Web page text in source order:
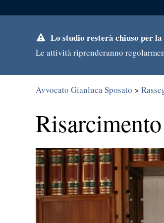
Lo studio resterà chiuso per
Le attività riprenderanno
Avvocato Gianluca Sposato >